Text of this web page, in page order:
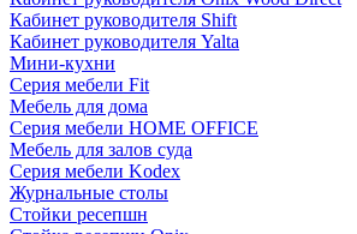
Кабинет руководителя Shift
Кабинет руководителя Yalta
Мини-кухни
Серия мебели Fit
Мебель для дома
Серия мебели HOME OFFICE
Мебель для залов суда
Серия мебели Kodex
Журнальные столы
Стойки ресепшн